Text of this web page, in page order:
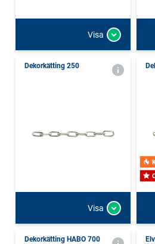
Visa
Dekorkätting 250
Visa
Dekorkätting HABO 700